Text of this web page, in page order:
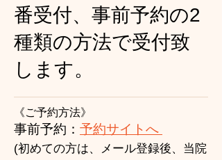
番受付、事前予約の2
種類の方法で受付致
します。
《ご予約方法》
事前予約： 予約サイトへ
(初めての方は、メール登録後、 当院